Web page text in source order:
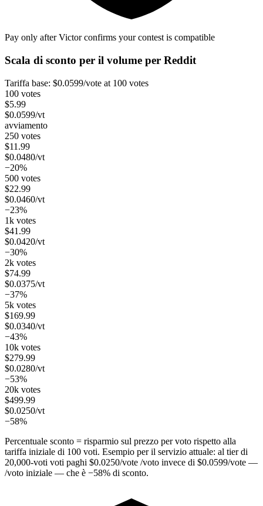
Pay only after Victor confirms your contest is compatible
Scala di sconto per il volume per Reddit
Tariffa base: $0.0599/vote at 100 votes
100 votes
$5.99
$0.0599/vt
avviamento
250 votes
$11.99
$0.0480/vt
−20%
500 votes
$22.99
$0.0460/vt
−23%
1k votes
$41.99
$0.0420/vt
−30%
2k votes
$74.99
$0.0375/vt
−37%
5k votes
$169.99
$0.0340/vt
−43%
10k votes
$279.99
$0.0280/vt
−53%
20k votes
$499.99
$0.0250/vt
−58%
Percentuale sconto = risparmio sul prezzo per voto rispetto alla
tariffa iniziale di 100 voti. Esempio per il servizio attuale: al tier di
20,000-voti voti paghi $0.0250/vote /voto invece di $0.0599/vote —
/voto iniziale — che è −58% di sconto.